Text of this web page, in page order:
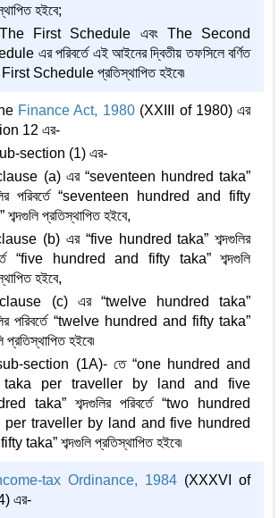
হইবে;
First Schedule এবং The Second
এর পরিবর্তে এই আইনের দ্বিতীয় তফসিলে বর্ণিত
Schedule প্রতিস্থাপিত হইবে৷
Finance Act, 1980(XXIII of 1980) এর
12 এর-
section (1) এর-
(a) এর “seventeen hundred taka”
পরিবর্তে “seventeen hundred and fifty
প্রতিস্থাপিত হইবে,
(b) এর “five hundred taka” শব্দগুলির
“five hundred and fifty taka” শব্দগুলি
হইবে,
(c) এর “twelve hundred taka”
পরিবর্তে “twelve hundred and fifty taka”
প্রতিস্থাপিত হইবে৷
section (1A)- তে “one hundred and
taka per traveller by land and five
taka” শব্দগুলির পরিবর্তে “two hundred
per traveller by land and five hundred
taka” শব্দগুলি প্রতিস্থাপিত হইবে৷
tax Ordinance, 1984(XXXVI of
এর-